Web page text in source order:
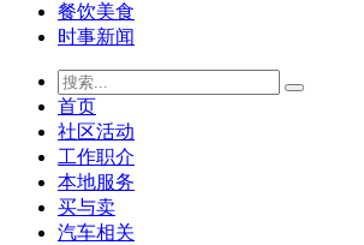
餐饮美食
时事新闻
首页
社区活动
工作职介
本地服务
买与卖
汽车相关